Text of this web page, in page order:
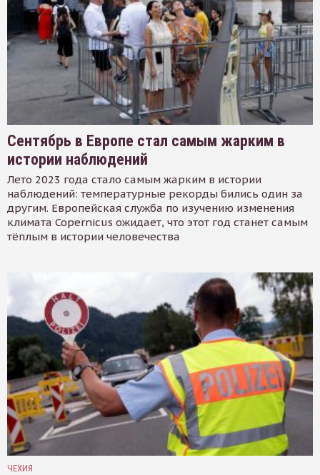
Сентябрь в Европе стал самым жарким в
истории наблюдений
Лето 2023 года стало самым жарким в истории
наблюдений: температурные рекорды бились один за
другим. Европейская служба по изучению изменения
климата Copernicus ожидает, что этот год станет самым
тёплым в истории человечества
ЧЕХИЯ